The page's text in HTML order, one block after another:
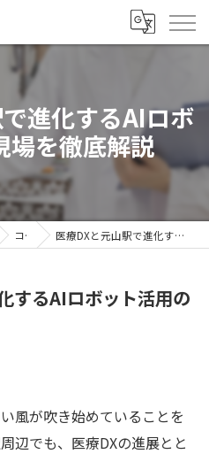
進化するAIロボ
場を徹底解説
コラム 医療DXと元山駅で進化するAIロボット活用の現場を徹底解説
するAIロボット活用の
風が吹き始めていることを
辺でも、医療DXの進展とと